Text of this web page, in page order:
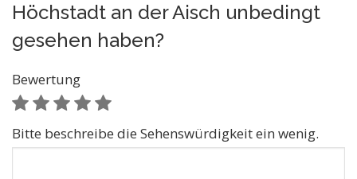
Höchstadt an der Aisch unbedingt
gesehen haben?
Bewertung
Bitte beschreibe die Sehenswürdigkeit ein wenig.